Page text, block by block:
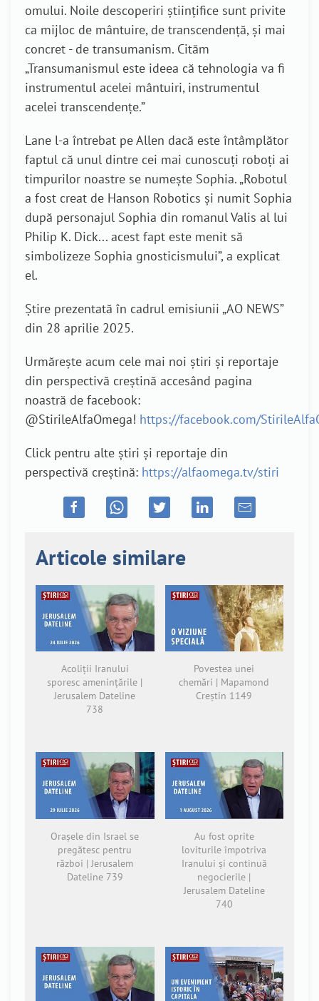
omului. Noile descoperiri științifice sunt privite
ca mijloc de mântuire, de transcendență, și mai
concret - de transumanism. Cităm
„Transumanismul este ideea că tehnologia va fi
instrumentul acelei mântuiri, instrumentul
acelei transcendențe.”
Lane l-a întrebat pe Allen dacă este întâmplător
faptul că unul dintre cei mai cunoscuți roboți ai
timpurilor noastre se numește Sophia. „Robotul
a fost creat de Hanson Robotics și numit Sophia
după personajul Sophia din romanul Valis al lui
Philip K. Dick... acest fapt este menit să
simbolizeze Sophia gnosticismului”, a explicat
el.
Știre prezentată în cadrul emisiunii „AO NEWS”
din 28 aprilie 2025.
Urmărește acum cele mai noi știri și reportaje
din perspectivă creștină accesând pagina
noastră de facebook:
@StirileAlfaOmega! https://facebook.com/
Click pentru alte știri și reportaje din
perspectivă creștină: https://alfaomega.tv/stiri
Articole similare
Acoliții Iranului
sporesc amenințările |
Jerusalem Dateline
738
Povestea unei
chemări | Mapamond
Creștin 1149
Orașele din Israel se
pregătesc pentru
război | Jerusalem
Dateline 739
Au fost oprite
loviturile împotriva
Iranului și continuă
negocierile |
Jerusalem Dateline
740